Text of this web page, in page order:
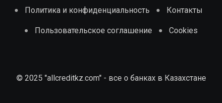
Политика и конфиденциальность Контакты
Пользовательское соглашение Cookies
© 2025 "allcreditkz.com" - все о банках в Казахстане